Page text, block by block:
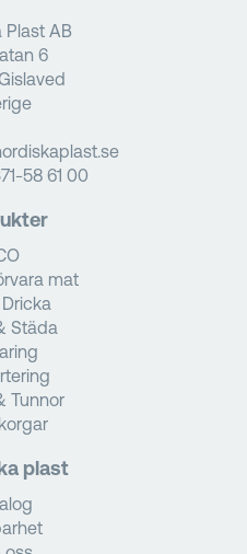
Plast AB
6
58 61 00
mat
Städa
Tunnor
plast